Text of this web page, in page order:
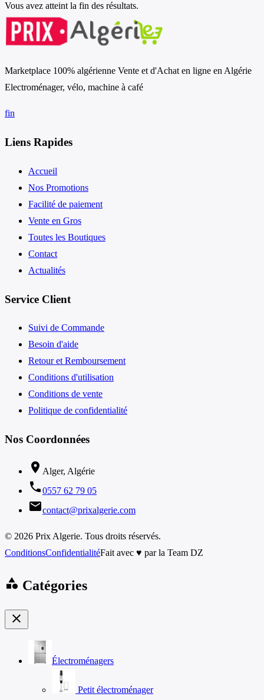
Vous avez atteint la fin des résultats.
Marketplace 100% algérienne Vente et d'Achat en ligne en Algérie
Electroménager, vélo, machine à café
fin
Liens Rapides
Accueil
Nos Promotions
Facilité de paiement
Vente en Gros
Toutes les Boutiques
Contact
Actualités
Service Client
Suivi de Commande
Besoin d'aide
Retour et Remboursement
Conditions d'utilisation
Conditions de vente
Politique de confidentialité
Nos Coordonnées
location_on Alger, Algérie
phone0557 62 79 05
emailcontact@prixalgerie.com
© 2026 Prix Algerie. Tous droits réservés.
ConditionsConfidentialitéFait avec ♥ par la Team DZ
category Catégories
close
Électroménagers
Petit électroménager